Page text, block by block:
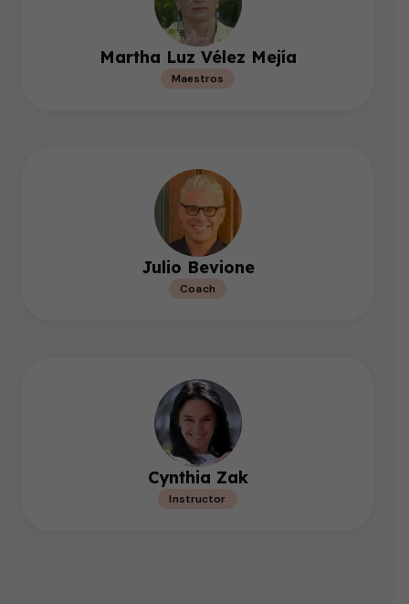
Martha Luz Vélez Mejía
Maestros
Julio Bevione
Coach
Cynthia Zak
Instructor